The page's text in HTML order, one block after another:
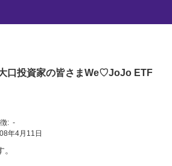
口投資家の皆さまWe♡JoJo ETF
株（パンダ）E Fund CSI300
ンド中国Ａ株（パ
: -
年4月11日